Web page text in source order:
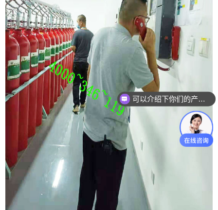
可以介绍下你们的产品么？